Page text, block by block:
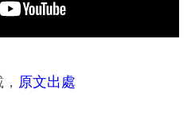
原文出處